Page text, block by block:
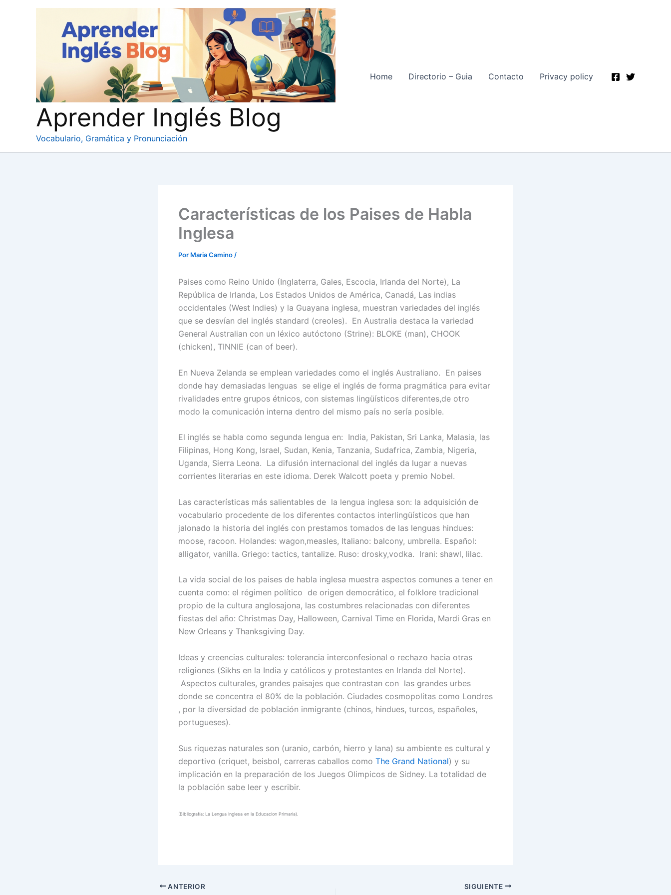
Aprender Inglés Blog
Vocabulario, Gramática y Pronunciación
Home Directorio – Guia Contacto Privacy policy
Características de los Paises de Habla
Inglesa
Por Maria Camino /
Paises como Reino Unido (Inglaterra, Gales, Escocia, Irlanda del Norte), La
República de Irlanda, Los Estados Unidos de América, Canadá, Las indias
occidentales (West Indies) y la Guayana inglesa, muestran variedades del inglés
que se desvían del inglés standard (creoles). En Australia destaca la variedad
General Australian con un léxico autóctono (Strine): BLOKE (man), CHOOK
(chicken), TINNIE (can of beer).
En Nueva Zelanda se emplean variedades como el inglés Australiano. En paises
donde hay demasiadas lenguas se elige el inglés de forma pragmática para evitar
rivalidades entre grupos étnicos, con sistemas lingüísticos diferentes,de otro
modo la comunicación interna dentro del mismo país no sería posible.
El inglés se habla como segunda lengua en: India, Pakistan, Sri Lanka, Malasia, las
Filipinas, Hong Kong, Israel, Sudan, Kenia, Tanzania, Sudafrica, Zambia, Nigeria,
Uganda, Sierra Leona. La difusión internacional del inglés da lugar a nuevas
corrientes literarias en este idioma. Derek Walcott poeta y premio Nobel.
Las características más salientables de la lengua inglesa son: la adquisición de
vocabulario procedente de los diferentes contactos interlingüísticos que han
jalonado la historia del inglés con prestamos tomados de las lenguas hindues:
moose, racoon. Holandes: wagon,measles, Italiano: balcony, umbrella. Español:
alligator, vanilla. Griego: tactics, tantalize. Ruso: drosky,vodka. Irani: shawl, lilac.
La vida social de los paises de habla inglesa muestra aspectos comunes a tener en
cuenta como: el régimen político de origen democrático, el folklore tradicional
propio de la cultura anglosajona, las costumbres relacionadas con diferentes
fiestas del año: Christmas Day, Halloween, Carnival Time en Florida, Mardi Gras en
New Orleans y Thanksgiving Day.
Ideas y creencias culturales: tolerancia interconfesional o rechazo hacia otras
religiones (Sikhs en la India y católicos y protestantes en Irlanda del Norte).
Aspectos culturales, grandes paisajes que contrastan con las grandes urbes
donde se concentra el 80% de la población. Ciudades cosmopolitas como Londres
, por la diversidad de población inmigrante (chinos, hindues, turcos, españoles,
portugueses).
Sus riquezas naturales son (uranio, carbón, hierro y lana) su ambiente es cultural y
deportivo (criquet, beisbol, carreras caballos como The Grand National) y su
implicación en la preparación de los Juegos Olimpicos de Sidney. La totalidad de
la población sabe leer y escribir.
(Bibliografía: La Lengua Inglesa en la Educacion Primaria).
ANTERIOR SIGUIENTE